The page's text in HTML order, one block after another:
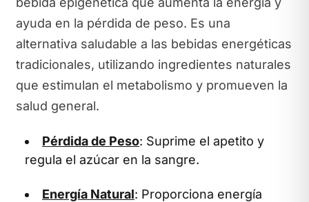
ayuda en la pérdida de peso. Es una
alternativa saludable a las bebidas energéticas
tradicionales, utilizando ingredientes naturales
que estimulan el metabolismo y promueven la
salud general.
Pérdida de Peso: Suprime el apetito y
regula el azúcar en la sangre.
Energía Natural: Proporciona energía